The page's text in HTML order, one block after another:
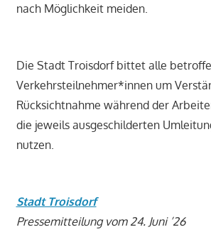
nach Möglichkeit meiden.
Die Stadt Troisdorf bittet alle
Verkehrsteilnehmer*innen um
Rücksichtnahme während der
die jeweils ausgeschilderten
nutzen.
Stadt Troisdorf
Pressemitteilung vom 24. Juni ’26